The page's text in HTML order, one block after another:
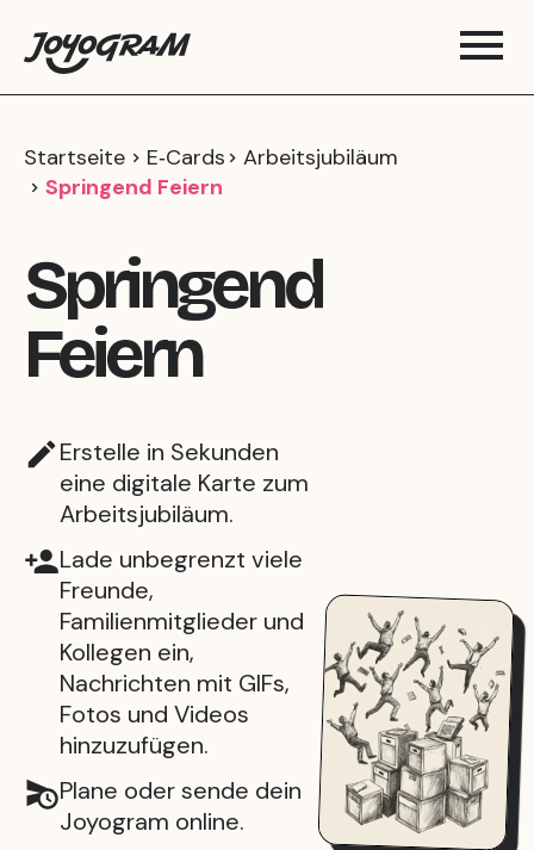
Startseite E‑Cards
Arbeitsjubiläum
Springend Feiern
Springend
Feiern
Erstelle in Sekunden
eine digitale Karte zum
Arbeitsjubiläum.
Lade unbegrenzt viele
Freunde,
Familienmitglieder und
Kollegen ein,
Nachrichten mit GIFs,
Fotos und Videos
hinzuzufügen.
Plane oder sende dein
Joyogram online.